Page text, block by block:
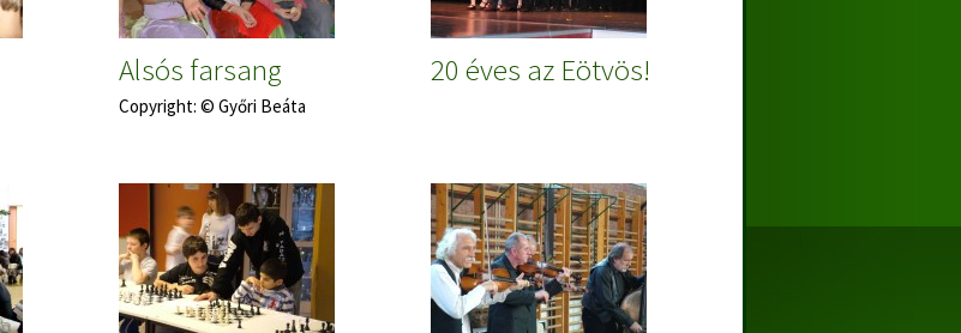
Alsós farsang
Copyright: © Győri Beáta
20 éves az Eötvös!